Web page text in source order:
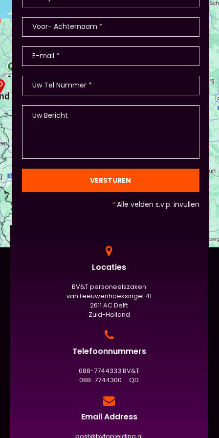
VERSTUREN
*Alle velden s.v.p. invullen
Locaties
BV&T personeelszaken
van Leeuwenhoeksingel 41
2611 AC Delft
Zuid-Holland
Telefoonnummers
088-7744333 BV&T
088-7744300 QD
Email Address